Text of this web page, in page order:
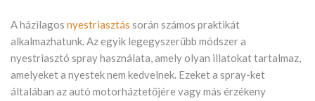
A házilagos nyestriasztás során számos praktikát
alkalmazhatunk. Az egyik legegyszerűbb módszer a
nyestriasztó spray használata, amely olyan illatokat tartalmaz,
amelyeket a nyestek nem kedvelnek. Ezeket a spray-ket
általában az autó motorháztetőjére vagy más érzékeny